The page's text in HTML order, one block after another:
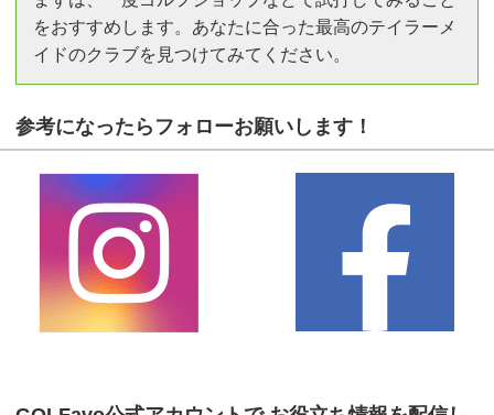
をおすすめします。あなたに合った最高のテイラーメ
イドのクラブを見つけてみてください。
参考になったらフォローお願いします！